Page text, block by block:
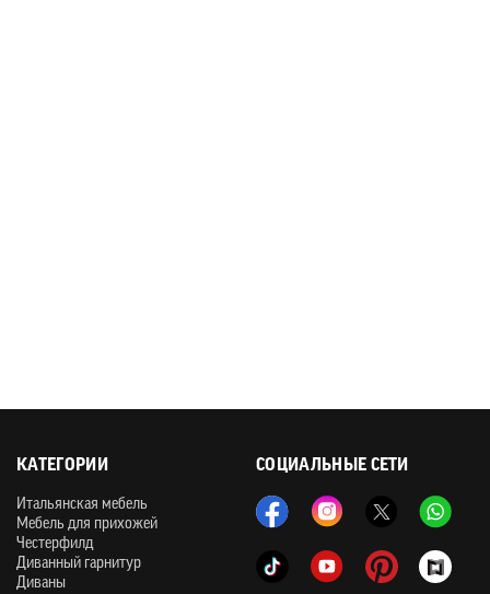
СОЦИАЛЬНЫЕ СЕТИ
КАТЕГОРИИ
Итальянская мебель
Мебель для прихожей
Честерфилд
Диванный гарнитур
Диваны